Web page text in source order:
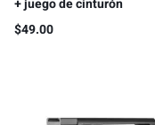
multifuncional
$49.00